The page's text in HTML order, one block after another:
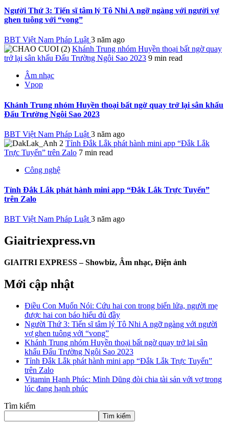
Người Thứ 3: Tiến sĩ tâm lý Tô Nhi A ngỡ ngàng với người vợ
ghen tuông với “vong”
BBT Việt Nam Pháp Luật3 năm ago
Khánh Trung nhóm Huyền thoại bất ngờ quay
trở lại sân khấu Đấu Trường Ngôi Sao 2023 9 min read
Âm nhạc
Vpop
Khánh Trung nhóm Huyền thoại bất ngờ quay trở lại sân khấu
Đấu Trường Ngôi Sao 2023
BBT Việt Nam Pháp Luật 3 năm ago
Tỉnh Đắk Lắk phát hành mini app “Đắk Lắk
Trực Tuyến” trên Zalo 7 min read
Công nghệ
Tỉnh Đắk Lắk phát hành mini app “Đắk Lắk Trực Tuyến”
trên Zalo
BBT Việt Nam Pháp Luật3 năm ago
Giaitriexpress.vn
GIAITRI EXPRESS – Showbiz, Âm nhạc, Điện ảnh
Mới cập nhật
Điều Con Muốn Nói: Cứu hai con trong biển lửa, người mẹ
được hai con báo hiếu đủ đầy
Người Thứ 3: Tiến sĩ tâm lý Tô Nhi A ngỡ ngàng với người
vợ ghen tuông với “vong”
Khánh Trung nhóm Huyền thoại bất ngờ quay trở lại sân
khấu Đấu Trường Ngôi Sao 2023
Tỉnh Đắk Lắk phát hành mini app “Đắk Lắk Trực Tuyến”
trên Zalo
Vitamin Hạnh Phúc: Minh Dũng đòi chia tài sản với vợ trong
lúc đang hạnh phúc
Tìm kiếm
Tìm kiếm